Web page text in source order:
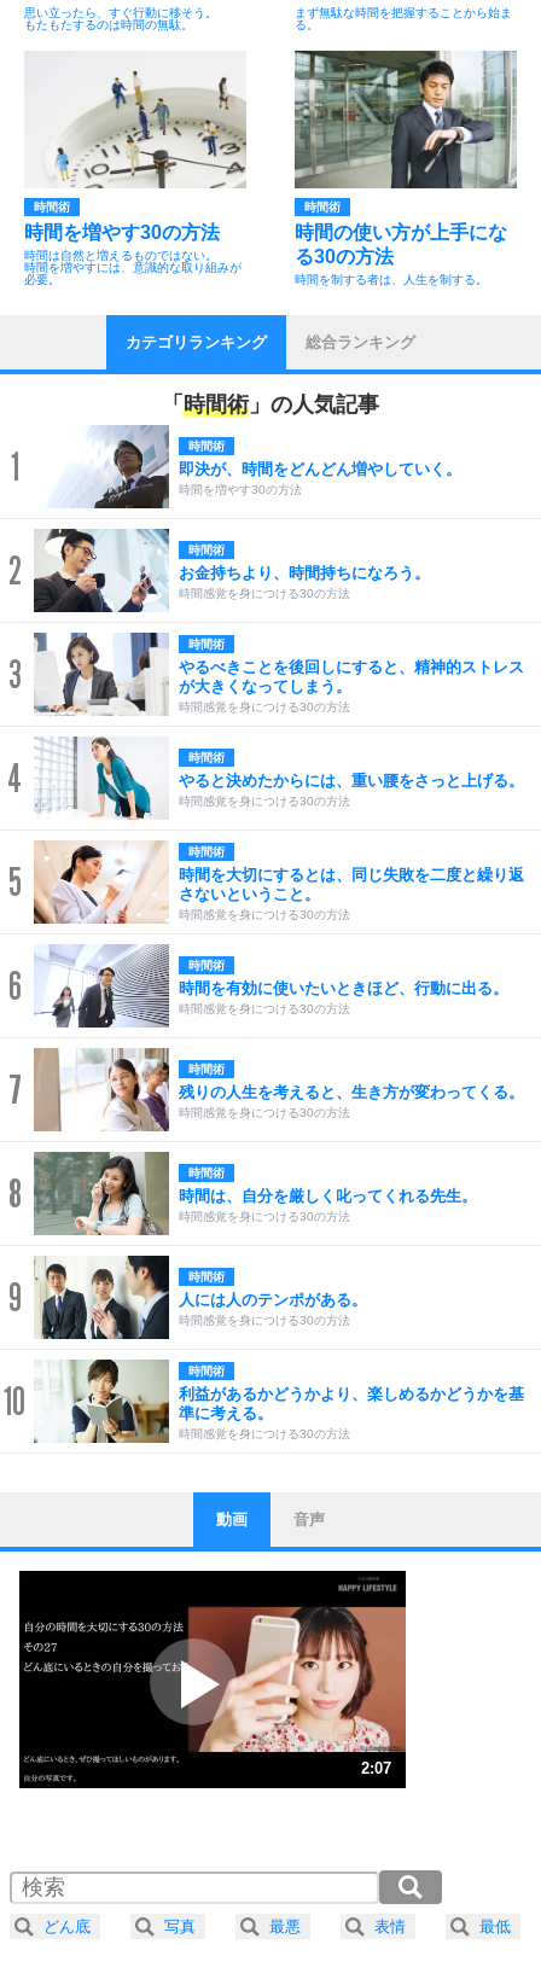
思い立ったら、すぐ行動に移そう。
もたもたするのは時間の無駄。
まず無駄な時間を把握することから始ま
る。
時間術
時間を増やす30の方法
時間は自然と増えるものではない。
時間を増やすには、意識的な取り組みが
必要。
時間術
時間の使い方が上手にな
る30の方法
時間を制する者は、人生を制する。
カテゴリランキング 総合ランキング
「 時間術」の人気記事
1 時間術
即決が、時間をどんどん増やしていく。
時間を増やす30の方法
2 時間術
お金持ちより、時間持ちになろう。
時間感覚を身につける30の方法
3
時間術
やるべきことを後回しにすると、精神的ストレス
が大きくなってしまう。
時間感覚を身につける30の方法
4 時間術
やると決めたからには、重い腰をさっと上げる。
時間感覚を身につける30の方法
5
時間術
時間を大切にするとは、同じ失敗を二度と繰り返
さないということ。
時間感覚を身につける30の方法
6 時間術
時間を有効に使いたいときほど、行動に出る。
時間感覚を身につける30の方法
7 時間術
残りの人生を考えると、生き方が変わってくる。
時間感覚を身につける30の方法
8 時間術
時間は、自分を厳しく叱ってくれる先生。
時間感覚を身につける30の方法
9 時間術
人には人のテンポがある。
時間感覚を身につける30の方法
10
時間術
利益があるかどうかより、楽しめるかどうかを基
準に考える。
時間感覚を身につける30の方法
1
ストレス対策
他人と比べない。
いっそのこと、他人を見ない。
いらいらしない人になる30の方法
プラス思考
ポジティブになれない原因は、行動しないから。
ポジティブ思考になる30の方法
ストレス対策
人生、なんとかなるもの。
気楽に生きる30の方法
4 器の大きい人は、怒りを優しさで表現する。
動画 音声
2:07
2.0倍速 （251KB 1分4秒）
2.5倍速 （201KB 51秒）
3.0倍速 （167KB 42秒）
どん底 写真 最悪 表情 最低